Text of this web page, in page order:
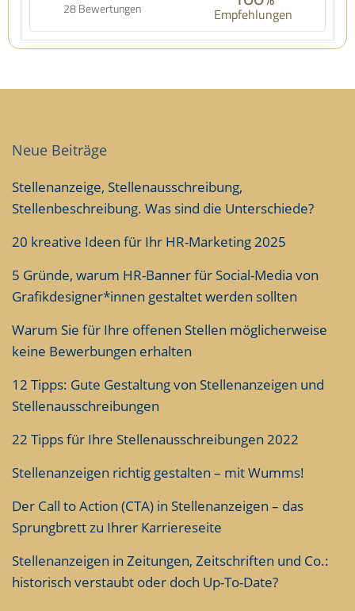
28 Bewertungen Empfehlungen
Neue Beiträge
Stellenanzeige, Stellenausschreibung,
Stellenbeschreibung. Was sind die Unterschiede?
20 kreative Ideen für Ihr HR-Marketing 2025
5 Gründe, warum HR-Banner für Social-Media von
Grafikdesigner*innen gestaltet werden sollten
Warum Sie für Ihre offenen Stellen möglicherweise
keine Bewerbungen erhalten
12 Tipps: Gute Gestaltung von Stellenanzeigen und
Stellenausschreibungen
22 Tipps für Ihre Stellenausschreibungen 2022
Stellenanzeigen richtig gestalten – mit Wumms!
Der Call to Action (CTA) in Stellenanzeigen – das
Sprungbrett zu Ihrer Karriereseite
Stellenanzeigen in Zeitungen, Zeitschriften und Co.:
historisch verstaubt oder doch Up-To-Date?